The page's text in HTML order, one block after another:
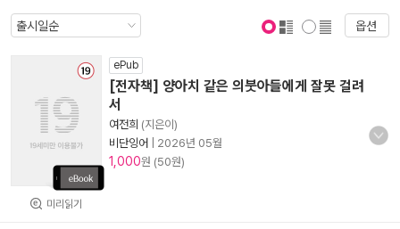
옵션
미리읽기
ePub
[전자책] 양아치 같은 의붓아들에게 잘못 걸려
서
여전희 (지은이)
비단잉어
2026년 05월
1,000원 (50원)